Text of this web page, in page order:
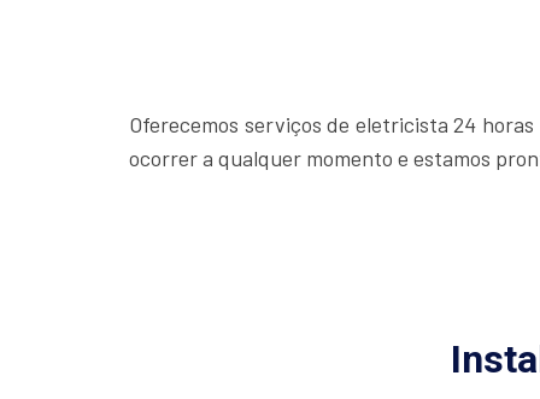
Oferecemos serviços de eletricista 24
ocorrer a qualquer momento e estamos